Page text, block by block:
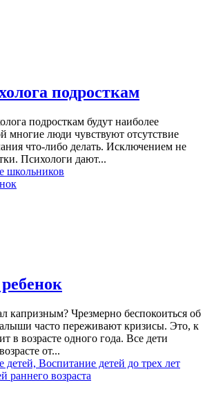
подросткам
подросткам будут наиболее
многие люди чувствуют отсутствие
что-либо делать. Исключением не
Психологи дают...
школьников
капризным? Чрезмерно беспокоиться об
часто переживают кризисы. Это, к
в возрасте одного года. Все дети
от...
детей, Воспитание детей до трех лет